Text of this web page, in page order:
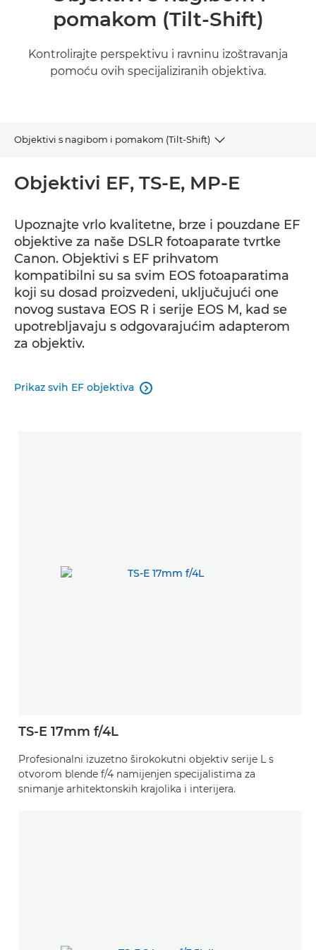
pomakom (Tilt-Shift)
Kontrolirajte perspektivu i ravninu izoštravanja
pomoću ovih specijaliziranih objektiva.
Objektivi s nagibom i pomakom (Tilt-Shift)
EF
Objektivi EF, TS-E, MP-E
Upoznajte vrlo kvalitetne, brze i pouzdane EF
objektive za naše DSLR fotoaparate tvrtke
Canon. Objektivi s EF prihvatom
kompatibilni su sa svim EOS fotoaparatima
koji su dosad proizvedeni, uključujući one
novog sustava EOS R i serije EOS M, kad se
upotrebljavaju s odgovarajućim adapterom
za objektiv.
Prikaz svih EF objektiva 
TS-E 17mm f/4L
Profesionalni izuzetno širokokutni objektiv serije L s
otvorom blende f/4 namijenjen specijalistima za
snimanje arhitektonskih krajolika i interijera.